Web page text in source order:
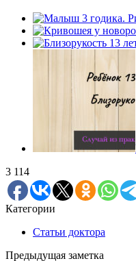
3 114
Категории
Статьи доктора
Предыдущая заметка